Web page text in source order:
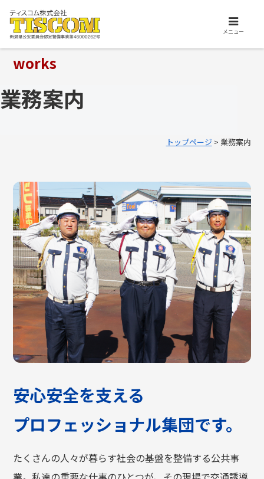
交通誘導、施設警備、保安警備はお任せ下さい。ティスコム株式会社は、安
心安全を支えるプロフェッショナル集団です。
works
業務案内
トップページ > 業務案内
安心安全を支える
プロフェッショナル集団です。
たくさんの人々が暮らす社会の基盤を整備する公共事
メニュー